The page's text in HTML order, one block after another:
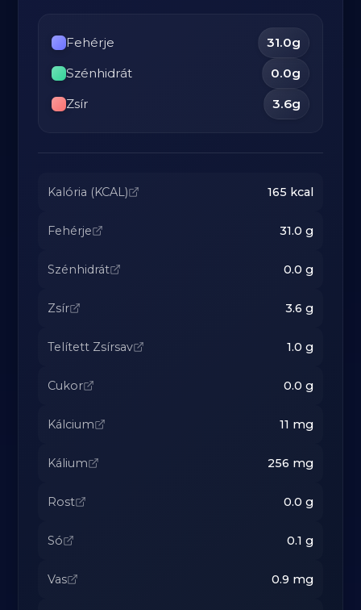
Fehérje 31.0g
Szénhidrát
0.0g
Zsír
3.6g
Kalória (KCAL) 165 kcal
Fehérje 31.0 g
Szénhidrát 0.0 g
Zsír 3.6 g
Telített Zsírsav 1.0 g
Cukor 0.0 g
Kálcium 11 mg
Kálium 256 mg
Rost 0.0 g
Só 0.1 g
Vas 0.9 mg